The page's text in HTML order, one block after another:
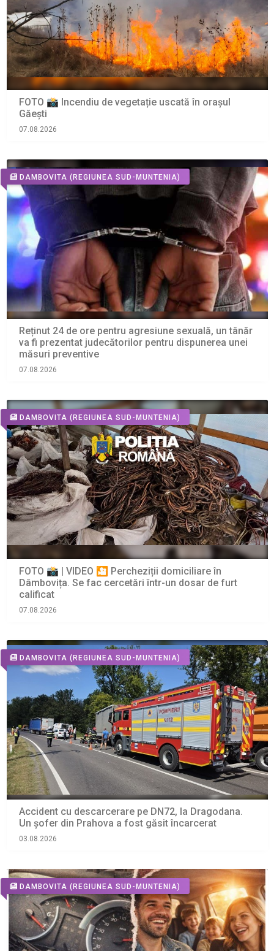
FOTO 📸 Incendiu de vegetație uscată în orașul
Găești
07.08.2026
DAMBOVITA (REGIUNEA SUD-MUNTENIA)
Reținut 24 de ore pentru agresiune sexuală, un tânăr
va fi prezentat judecătorilor pentru dispunerea unei
măsuri preventive
07.08.2026
DAMBOVITA (REGIUNEA SUD-MUNTENIA)
FOTO 📸 | VIDEO 🎦 Percheziții domiciliare în
Dâmbovița. Se fac cercetări într-un dosar de furt
calificat
07.08.2026
DAMBOVITA (REGIUNEA SUD-MUNTENIA)
Accident cu descarcerare pe DN72, la Dragodana.
Un șofer din Prahova a fost găsit încarcerat
03.08.2026
DAMBOVITA (REGIUNEA SUD-MUNTENIA)